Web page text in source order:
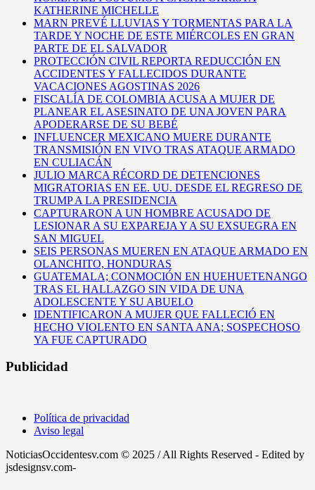
KATHERINE MICHELLE
MARN PREVÉ LLUVIAS Y TORMENTAS PARA LA
TARDE Y NOCHE DE ESTE MIÉRCOLES EN GRAN
PARTE DE EL SALVADOR
PROTECCIÓN CIVIL REPORTA REDUCCIÓN EN
ACCIDENTES Y FALLECIDOS DURANTE
VACACIONES AGOSTINAS 2026
FISCALÍA DE COLOMBIA ACUSA A MUJER DE
PLANEAR EL ASESINATO DE UNA JOVEN PARA
APODERARSE DE SU BEBÉ
INFLUENCER MEXICANO MUERE DURANTE
TRANSMISIÓN EN VIVO TRAS ATAQUE ARMADO
EN CULIACÁN
JULIO MARCA RÉCORD DE DETENCIONES
MIGRATORIAS EN EE. UU. DESDE EL REGRESO DE
TRUMP A LA PRESIDENCIA
CAPTURARON A UN HOMBRE ACUSADO DE
LESIONAR A SU EXPAREJA Y A SU EXSUEGRA EN
SAN MIGUEL
SEIS PERSONAS MUEREN EN ATAQUE ARMADO EN
OLANCHITO, HONDURAS
GUATEMALA; CONMOCIÓN EN HUEHUETENANGO
TRAS EL HALLAZGO SIN VIDA DE UNA
ADOLESCENTE Y SU ABUELO
IDENTIFICARON A MUJER QUE FALLECIÓ EN
HECHO VIOLENTO EN SANTA ANA; SOSPECHOSO
YA FUE CAPTURADO
Publicidad
Política de privacidad
Aviso legal
NoticiasOccidentesv.com © 2025 / All Rights Reserved - Edited by
jsdesignsv.com-